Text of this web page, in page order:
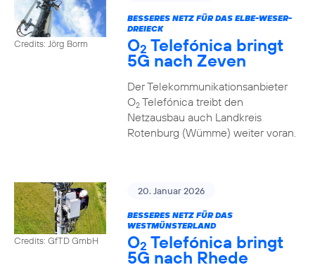
Credits: Jörg Borm
BESSERES NETZ FÜR DAS ELBE-WESER-
DREIECK
O2 Telefónica bringt
5G nach Zeven
Der Telekommunikationsanbieter
O2Telefónica treibt den
Netzausbau auch Landkreis
Rotenburg (Wümme) weiter voran.
Credits: GfTD GmbH
20. Januar 2026
BESSERES NETZ FÜR DAS
WESTMÜNSTERLAND
O2 Telefónica bringt
5G nach Rhede